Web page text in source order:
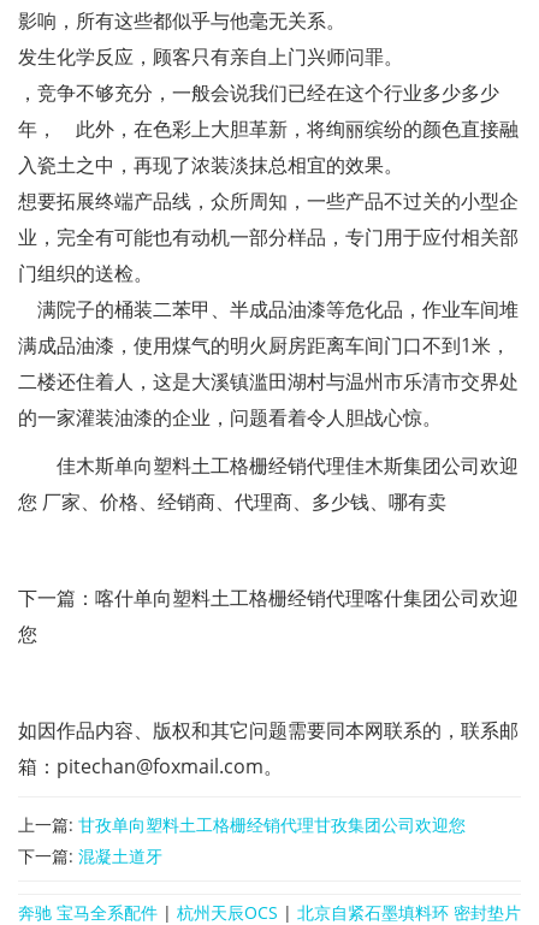
影响，所有这些都似乎与他毫无关系。
发生化学反应，顾客只有亲自上门兴师问罪。
，竞争不够充分，一般会说我们已经在这个行业多少多少
年， 此外，在色彩上大胆革新，将绚丽缤纷的颜色直接融
入瓷土之中，再现了浓装淡抹总相宜的效果。
想要拓展终端产品线，众所周知，一些产品不过关的小型企
业，完全有可能也有动机一部分样品，专门用于应付相关部
门组织的送检。
满院子的桶装二苯甲、半成品油漆等危化品，作业车间堆
满成品油漆，使用煤气的明火厨房距离车间门口不到1米，
二楼还住着人，这是大溪镇滥田湖村与温州市乐清市交界处
的一家灌装油漆的企业，问题看着令人胆战心惊。
佳木斯单向塑料土工格栅经销代理佳木斯集团公司欢迎
您 厂家、价格、经销商、代理商、多少钱、哪有卖
下一篇：喀什单向塑料土工格栅经销代理喀什集团公司欢迎
您
如因作品内容、版权和其它问题需要同本网联系的，联系邮
箱：pitechan@foxmail.com。
上一篇: 甘孜单向塑料土工格栅经销代理甘孜集团公司欢迎您
下一篇: 混凝土道牙
奔驰 宝马全系配件 | 杭州天辰OCS | 北京自紧石墨填料环 密封垫片